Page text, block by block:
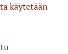
käytetään